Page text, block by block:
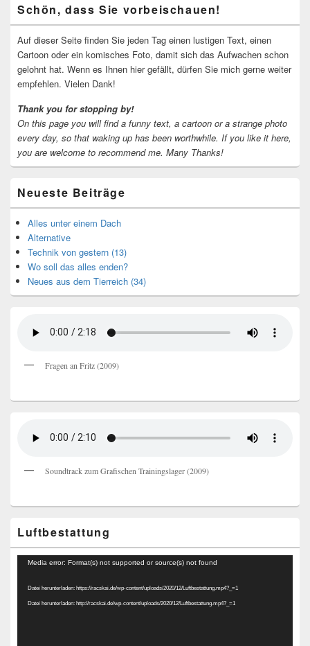
Seitenleisten-
Widgetbereich
Schön, dass Sie vorbeischauen!
Auf dieser Seite finden Sie jeden Tag einen lustigen Text, einen
Cartoon oder ein komisches Foto, damit sich das Aufwachen schon
gelohnt hat. Wenn es Ihnen hier gefällt, dürfen Sie mich gerne weiter
empfehlen. Vielen Dank!
Thank you for stopping by!
On this page you will find a funny text, a cartoon or a strange photo
every day, so that waking up has been worthwhile. If you like it here,
you are welcome to recommend me. Many Thanks!
Neueste Beiträge
Alles unter einem Dach
Alternative
Technik von gestern (13)
Wo soll das alles enden?
Neues aus dem Tierreich (34)
Fragen an Fritz (2009)
Soundtrack zum Grafischen Trainingslager (2009)
Luftbestattung
Video-
Media error: Format(s) not supported or source(s) not found
Datei herunterladen: https://racskai.de/wp-content/uploads/2020/12/Luftbestattung.mp4?_=1
Datei herunterladen: http://racskai.de/wp-content/uploads/2020/12/Luftbestattung.mp4?_=1